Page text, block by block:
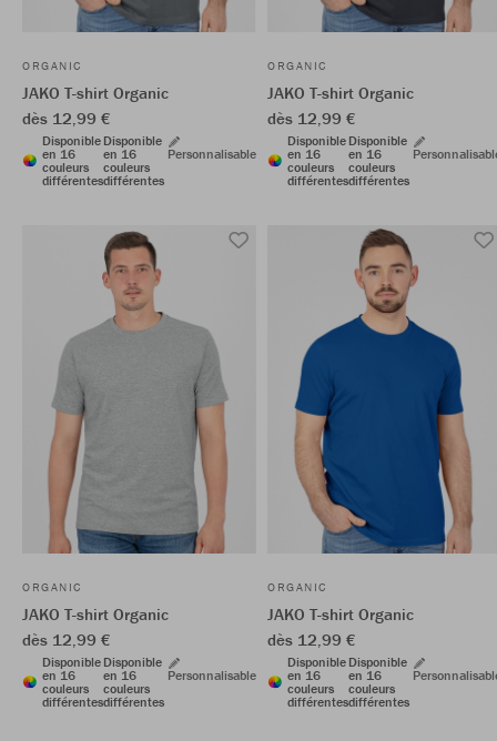
ORGANIC
JAKO T-shirt Organic
dès 12,99 €
Disponible
en 16
couleurs
différentes
Disponible
en 16
couleurs
différentes
Personnalisable
ORGANIC
JAKO T-shirt Organic
dès 12,99 €
Disponible
en 16
couleurs
différentes
Disponible
en 16
couleurs
différentes
ORGANIC
JAKO T-shirt Organic
dès 12,99 €
Disponible
en 16
couleurs
différentes
Disponible
en 16
couleurs
différentes
Personnalisable
ORGANIC
JAKO T-shirt Organic
dès 12,99 €
Disponible
en 16
couleurs
différentes
Disponible
en 16
couleurs
différentes